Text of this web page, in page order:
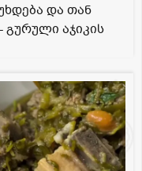
და თან
გურული აჯიკის